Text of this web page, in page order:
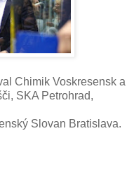
Chimik Voskresensk a
SKA Petrohrad,
Slovan Bratislava.